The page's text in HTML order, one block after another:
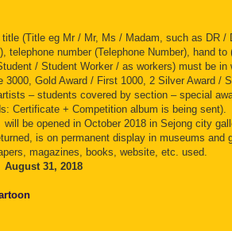
title (Title eg Mr / Mr, Ms / Madam, such as DR /
telephone number (Telephone Number), hand
/ Student Worker / as workers) must be
3000, Gold Award / First 1000, 2 Silver Award /
– students covered by section – special
Certificate + Competition album is being sent).
will be opened in October 2018 in Sejong city
is on permanent display in museums and
magazines, books, website, etc. used.
August 31, 2018